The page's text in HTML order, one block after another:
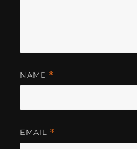
NAME *
EMAIL *